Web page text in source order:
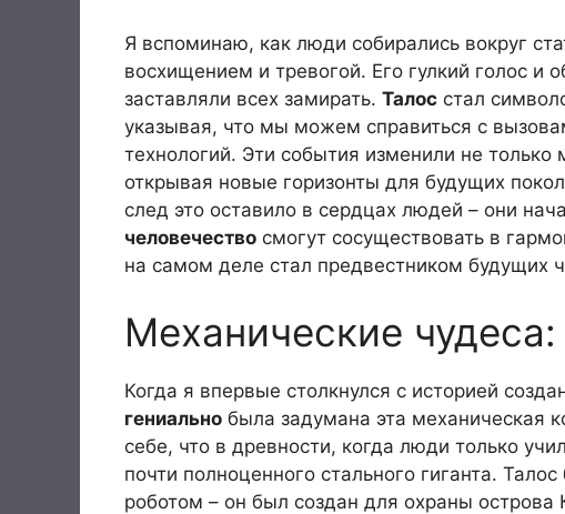
Я вспоминаю, как люди собирались вокруг
восхищением и тревогой. Его гулкий голос и
заставляли всех замирать. Талос стал
указывая, что мы можем справиться с
технологий. Эти события изменили не
открывая новые горизонты для будущих
след это оставило в сердцах людей – они
человечество смогут сосуществовать в
на самом деле стал предвестником будущих
Механические
Когда я впервые столкнулся с историей
гениально была задумана эта механическая
себе, что в древности, когда люди только
почти полноценного стального гиганта.
роботом – он был создан для охраны